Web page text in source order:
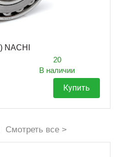
NACHI
20
В наличии
Купить
Смотреть все >